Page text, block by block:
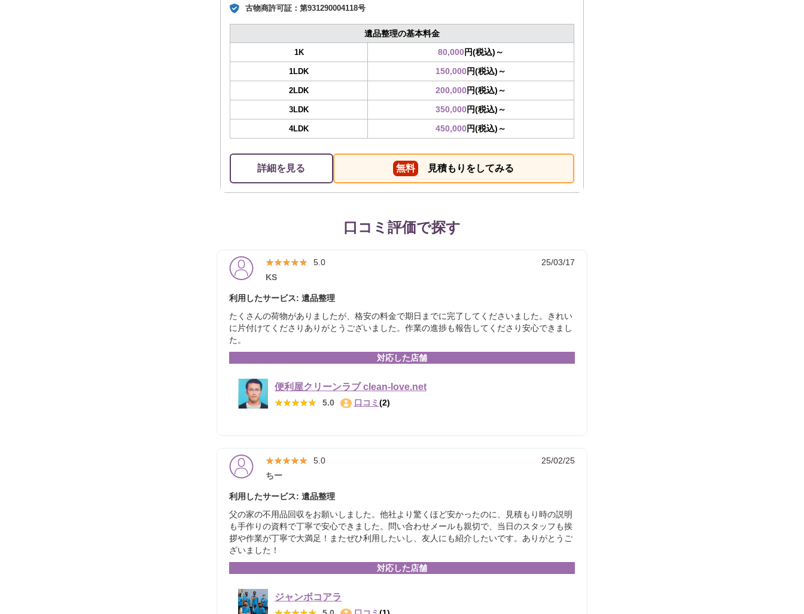
古物商許可証： 第931290004118号
遺品整理の基本料金
1K 80,000円(税込)～
1LDK 150,000円(税込)～
2LDK 200,000円(税込)～
3LDK 350,000円(税込)～
4LDK 450,000円(税込)～
詳細を見る 無料 見積もりをしてみる
口コミ評価で探す
★★★★★
★★★★★ 5.0
25/03/17
KS
利用したサービス: 遺品整理
たくさんの荷物がありましたが、格安の料金で期日までに完了してくださいました。きれい
に片付けてくださりありがとうございました。作業の進捗も報告してくださり安心できまし
た。
対応した店舗
便利屋クリーンラブ clean-love.net
★★★★★
★★★★★ 5.0 口コミ (2)
★★★★★
★★★★★ 5.0
25/02/25
ちー
利用したサービス: 遺品整理
父の家の不用品回収をお願いしました。他社より驚くほど安かったのに、見積もり時の説明
も手作りの資料で丁寧で安心できました。問い合わせメールも親切で、当日のスタッフも挨
拶や作業が丁寧で大満足！またぜひ利用したいし、友人にも紹介したいです。ありがとうご
ざいました！
対応した店舗
ジャンボコアラ